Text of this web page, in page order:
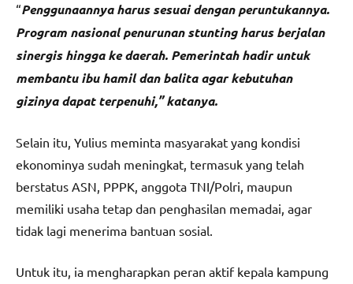
“Penggunaannya harus sesuai dengan peruntukannya.
Program nasional penurunan stunting harus berjalan
sinergis hingga ke daerah. Pemerintah hadir untuk
membantu ibu hamil dan balita agar kebutuhan
gizinya dapat terpenuhi,” katanya.
Selain itu, Yulius meminta masyarakat yang kondisi
ekonominya sudah meningkat, termasuk yang telah
berstatus ASN, PPPK, anggota TNI/Polri, maupun
memiliki usaha tetap dan penghasilan memadai, agar
tidak lagi menerima bantuan sosial.
Untuk itu, ia mengharapkan peran aktif kepala kampung